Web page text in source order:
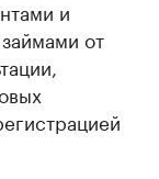
и
от